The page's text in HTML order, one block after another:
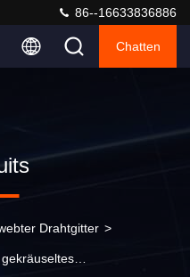
86--16633836886
Chatten
Drahtgitter >